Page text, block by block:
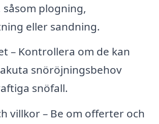
såsom plogning,
eller sandning.
– Kontrollera om de kan
snöröjningsbehov
snöfall.
villkor – Be om offerter och